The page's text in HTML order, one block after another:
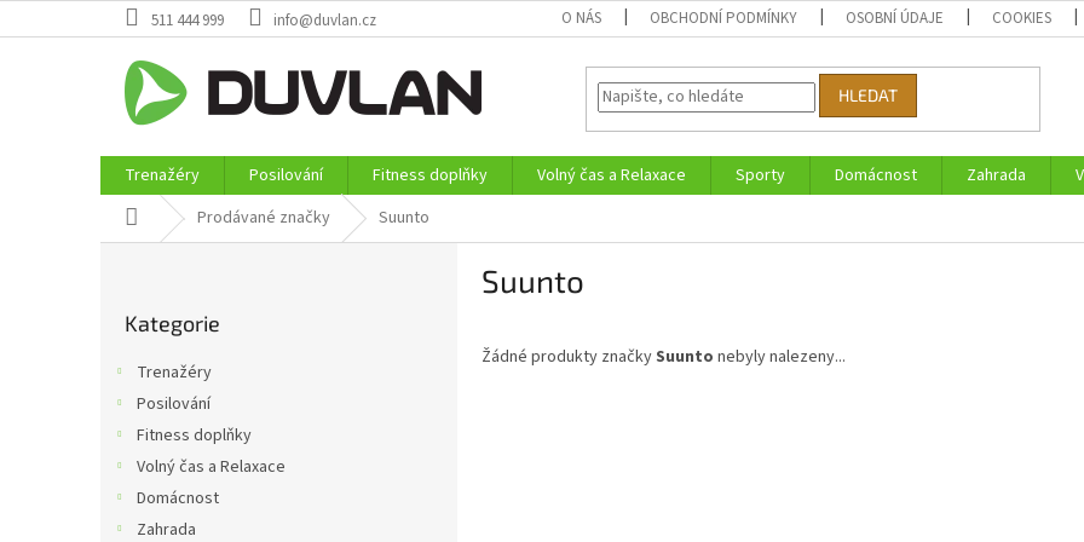
na
511 444 999 info@duvlan.cz O NÁS OBCHODNÍ PODMÍNKY OSOBNÍ ÚDAJE COOKIES
HLEDAT
Trenažéry Posilování Fitness doplňky Volný čas a Relaxace Sporty Domácnost Zahrada
Domů Prodávané značky Suunto
kategorie
Kategorie
Trenažéry
Posilování
Fitness doplňky
Volný čas a Relaxace
Domácnost
Zahrada
Suunto
Žádné produkty značkySuunto nebyly nalezeny...